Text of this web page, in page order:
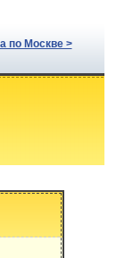
по Москве >